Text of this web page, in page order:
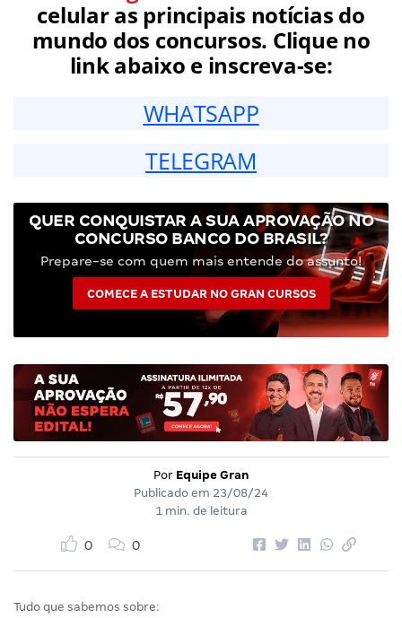
celular as principais notícias do
mundo dos concursos. Clique no
link abaixo e inscreva-se:
WHATSAPP
TELEGRAM
QUER CONQUISTAR A SUA APROVAÇÃO NO
CONCURSO BANCO DO BRASIL?
Prepare-se com quem mais entende do assunto!
COMECE A ESTUDAR NO GRAN CURSOS
Por Equipe Gran
Publicado em 23/08/24
1 min. de leitura
0 0
Tudo que sabemos sobre: